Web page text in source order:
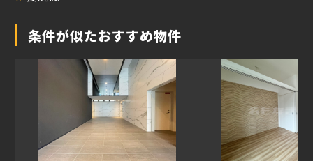
条件が似たおすすめ物件